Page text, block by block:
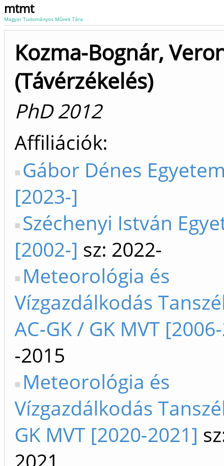
mtmt
Magyar Tudományos Művek Tára
Kozma-Bognár,
(Távérzékelés)
PhD 2012
Affiliációk
Gábor Dénes
[2023-]
Széchenyi István
[2002-] sz: 2022-
Meteorológia és
Vízgazdálkodás
AC-GK / GK MVT
-2015
Meteorológia és
Vízgazdálkodás
GK MVT [2020-2021]